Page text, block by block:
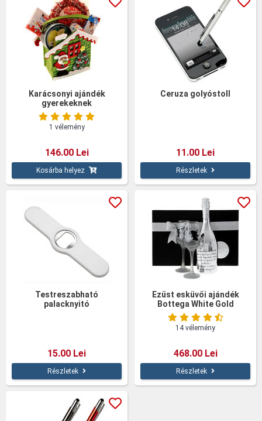
Karácsonyi ajándék
gyerekeknek
1 vélemény
146.00 Lei
Kosárba helyez
Ceruza golyóstoll
11.00 Lei
Részletek
Testreszabható
palacknyitó
15.00 Lei
Részletek
Ezüst esküvői ajándék
Bottega White Gold
14 vélemény
468.00 Lei
Részletek